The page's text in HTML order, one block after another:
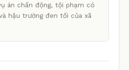
án chấn động, tội phạm có
hậu trường đen tối của xã